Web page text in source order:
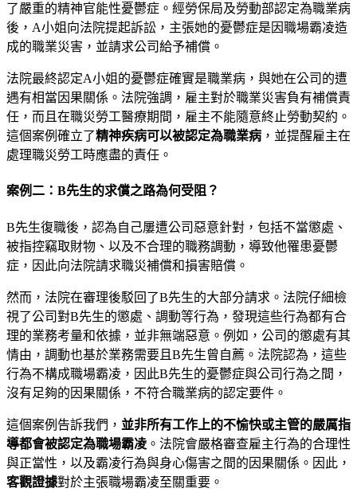
了嚴重的精神官能性憂鬱症。經勞保局及勞動部認定為職業病
後，A小姐向法院提起訴訟，主張她的憂鬱症是因職場霸凌造
成的職業災害，並請求公司給予補償。
法院最終認定A小姐的憂鬱症確實是職業病，與她在公司的遭
遇有相當因果關係。法院強調，雇主對於職業災害負有補償責
任，而且在職災勞工醫療期間，雇主不能隨意終止勞動契約。
這個案例確立了精神疾病可以被認定為職業病 ，並提醒雇主在
處理職災勞工時應盡的責任。
案例二：B先生的求償之路為何受阻？
B先生復職後，認為自己屢遭公司惡意針對，包括不當懲處、
被指控竊取財物、以及不合理的職務調動，導致他罹患憂鬱
症，因此向法院請求職災補償和損害賠償。
然而，法院在審理後駁回了B先生的大部分請求。法院仔細檢
視了公司對B先生的懲處、調動等行為，發現這些行為都有合
理的業務考量和依據，並非無端惡意。例如，公司的懲處有其
情由，調動也基於業務需要且B先生曾自薦。法院認為，這些
行為不構成職場霸凌，因此B先生的憂鬱症與公司行為之間，
沒有足夠的因果關係，不符合職業病的認定要件。
這個案例告訴我們， 並非所有工作上的不愉快或主管的嚴厲指
導都會被認定為職場霸凌 。法院會嚴格審查雇主行為的合理性
與正當性，以及霸凌行為與身心傷害之間的因果關係。因此，
客觀證據對於主張職場霸凌至關重要。